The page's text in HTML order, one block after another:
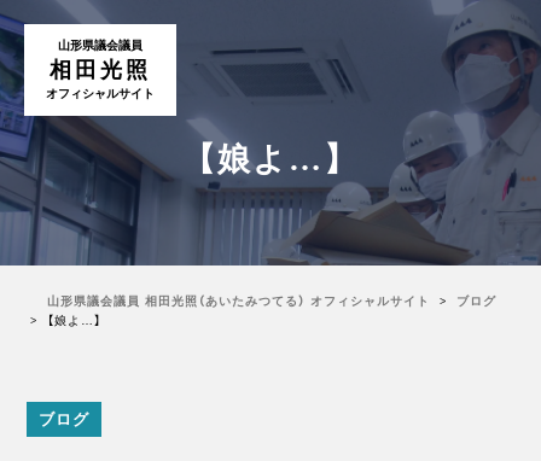
山形県議会議員
相田光照
オフィシャルサイト
【娘よ…】
山形県議会議員 相田光照（あいたみつてる） オフィシャルサイト
ブログ
【娘よ…】
ブログ